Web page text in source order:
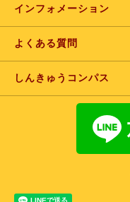
インフォメーション
よくある質問
しんきゅうコンパス